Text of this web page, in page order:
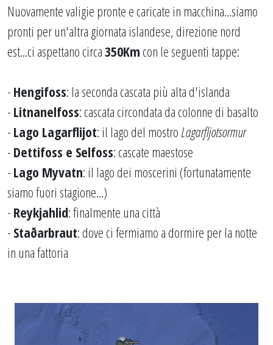
Nuovamente valigie pronte e caricate in macchina...siamo
pronti per un'altra giornata islandese, direzione nord
est...ci aspettano circa350Kmcon le seguenti tappe:
- Hengifoss: la seconda cascata più alta d'islanda
- Litnanelfoss: cascata circondata da colonne di basalto
- Lago Lagarflijot: il lago del mostroLagarfljotsormur
- Dettifoss e Selfoss: cascate maestose
- Lago Myvatn: il lago dei moscerini (fortunatamente
siamo fuori stagione...)
- Reykjahlid: finalmente una città
- Staðarbraut: dove ci fermiamo a dormire per la notte
in una fattoria